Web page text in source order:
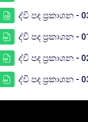
ද්වි පද ප්‍රකාශන
ද්වි පද ප්‍රකාශන
ද්වි පද ප්‍රකාශන
ද්වි පද ප්‍රකාශන